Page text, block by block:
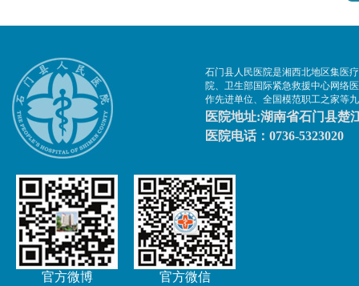
石门县人民医院是湘西北地区集医
院、卫生部国际紧急救援中心网络
作先进单位、全国模范职工之家等
医院地址:湖南省石门县楚
医院电话：0736-5323020
官方微博 官方微信